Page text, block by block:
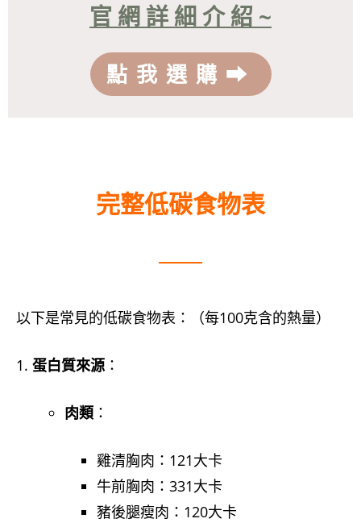
官 網 詳 細 介 紹 ~
點我選購⮕
完整低碳食物表
以下是常見的低碳食物表：（每100克含的熱量）
蛋白質來源 ：
肉類 ：
雞清胸肉：121大卡
牛前胸肉：331大卡
豬後腿瘦肉：120大卡